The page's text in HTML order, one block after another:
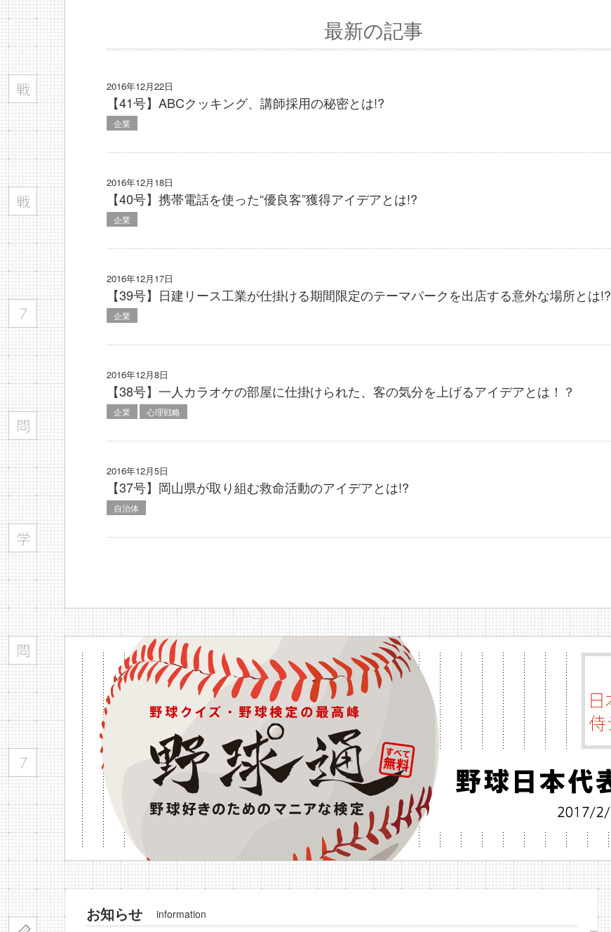
最新の記事
2016年12月22日
【41号】ABCクッキング、講師採用の秘密とは!?
企業
2016年12月18日
【40号】携帯電話を使った“優良客”獲得アイデアとは!?
企業
2016年12月17日
【39号】日建リース工業が仕掛ける期間限定のテーマパークを出店する意外な場所とは!?
企業
2016年12月8日
【38号】一人カラオケの部屋に仕掛けられた、客の気分を上げるアイデアとは！？
企業 心理戦略
2016年12月5日
【37号】岡山県が取り組む救命活動のアイデアとは!?
自治体
お知らせ information